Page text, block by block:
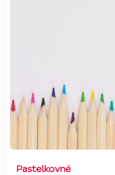
Pastelkovné